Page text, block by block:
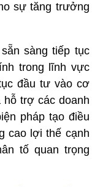
sự tăng trưởng
sàng tiếp tục
trong lĩnh vực
đầu tư vào cơ
hỗ trợ các doanh
pháp tạo điều
cao lợi thế cạnh
tố quan trọng